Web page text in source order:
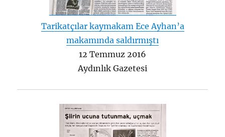
Tarikatçılar kaymakam Ece Ayhan’a
makamında saldırmıştı
12 Temmuz 2016
Aydınlık Gazetesi